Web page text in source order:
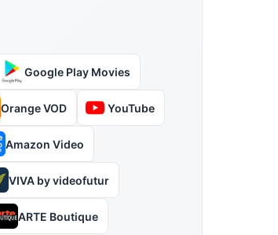
Google Play Movies
Orange VOD YouTube
Amazon Video
VIVA by videofutur
ARTE Boutique